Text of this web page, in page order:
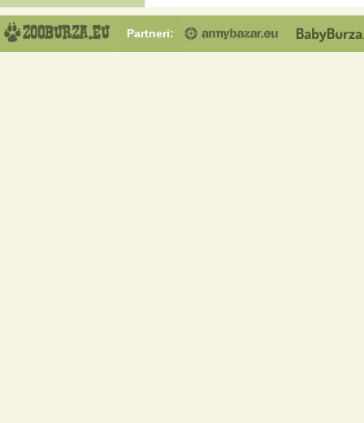
Partneri: